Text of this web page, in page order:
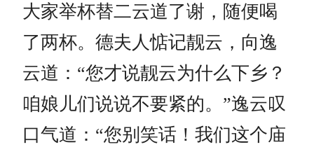
大家举杯替二云道了谢，随便喝
了两杯。德夫人惦记靓云，向逸
云道：“您才说靓云为什么下乡？
咱娘儿们说说不要紧的。”逸云叹
口气道：“您别笑话！我们这个庙